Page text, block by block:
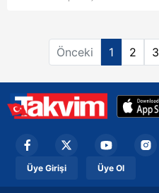
Norveçli hoca, "Artık hata
Önceki 1 2 3
Üye Girişi Üye Ol